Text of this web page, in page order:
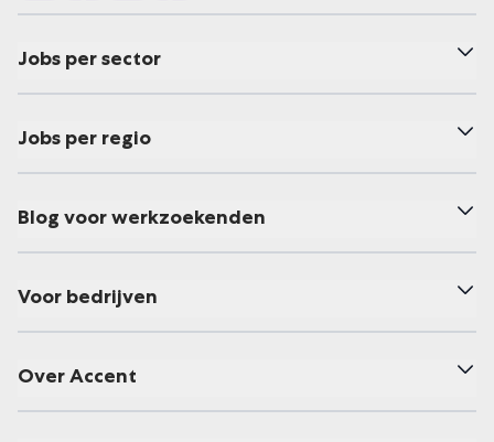
Jobs per sector
Jobs per regio
Blog voor werkzoekenden
Voor bedrijven
Over Accent